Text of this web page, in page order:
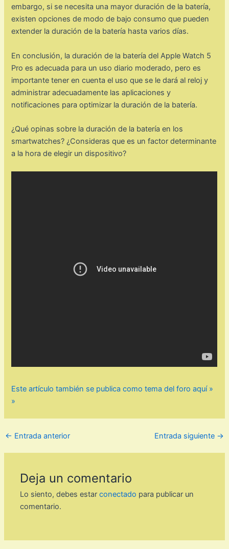
embargo, si se necesita una mayor duración de la batería,
existen opciones de modo de bajo consumo que pueden
extender la duración de la batería hasta varios días.
En conclusión, la duración de la batería del Apple Watch 5
Pro es adecuada para un uso diario moderado, pero es
importante tener en cuenta el uso que se le dará al reloj y
administrar adecuadamente las aplicaciones y
notificaciones para optimizar la duración de la batería.
¿Qué opinas sobre la duración de la batería en los
smartwatches? ¿Consideras que es un factor determinante
a la hora de elegir un dispositivo?
Este artículo también se publica como tema del foro aquí »
»
← Entrada anterior Entrada siguiente →
Deja un comentario
Lo siento, debes estarconectado para publicar un
comentario.